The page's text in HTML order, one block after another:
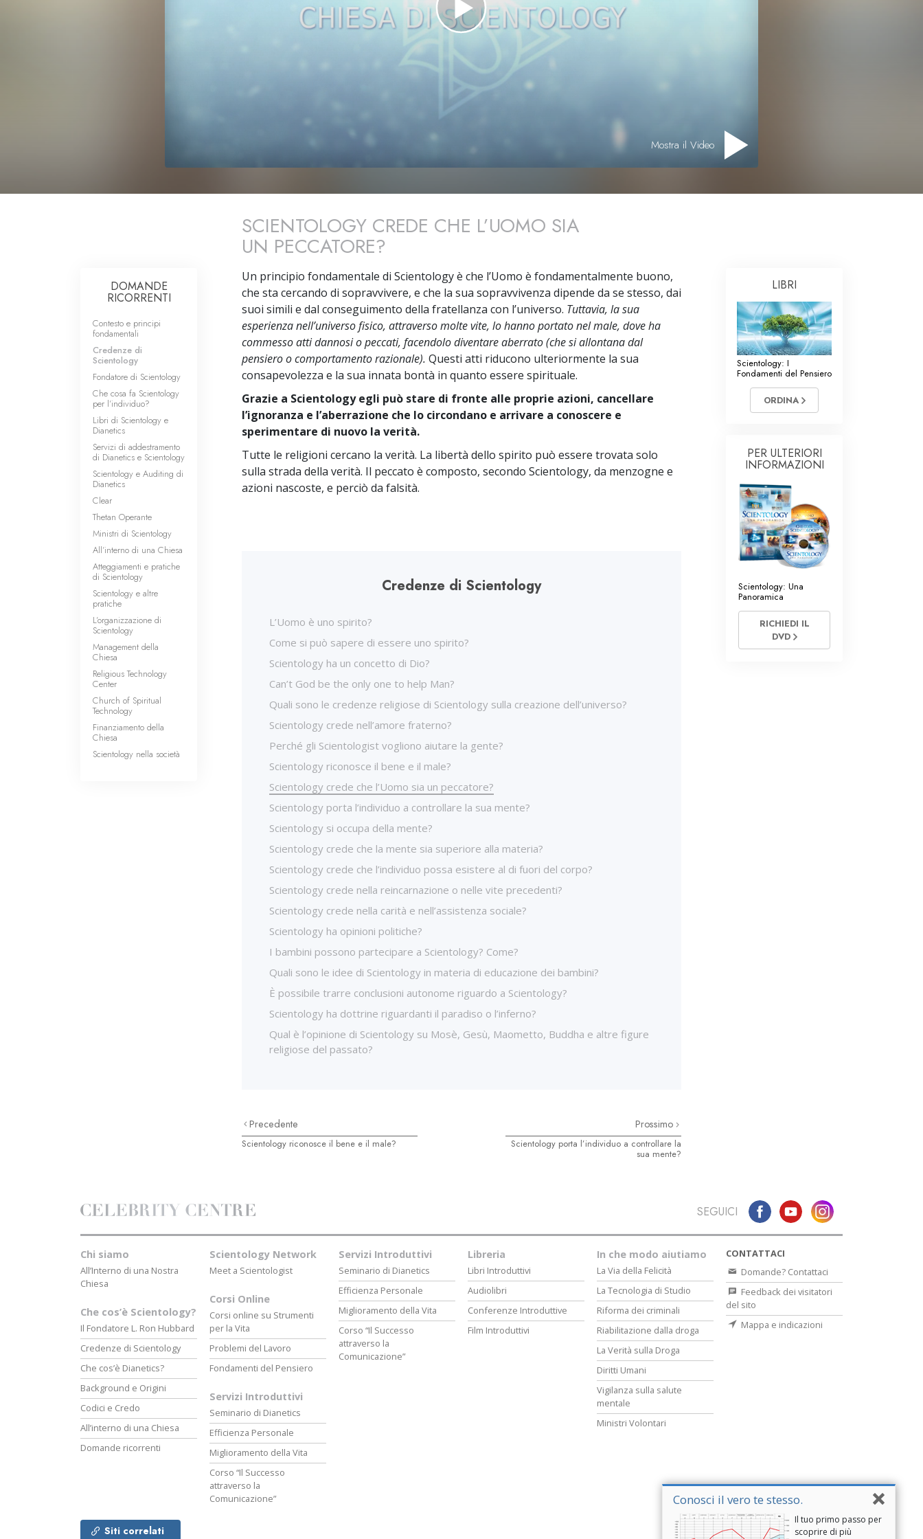
Amore e Odio:
Che Cos’è la Grandezza?
Ministri Volontari di Scientology
Mostra il Video
SCIENTOLOGY CREDE CHE L’UOMO SIA
UN PECCATORE?
Un principio fondamentale di Scientology è che l’Uomo è fondamentalmente buono,
che sta cercando di sopravvivere, e che la sua sopravvivenza dipende da se stesso, dai
suoi simili e dal conseguimento della fratellanza con l’universo. Tuttavia, la sua
esperienza nell’universo fisico, attraverso molte vite, lo hanno portato nel male, dove ha
commesso atti dannosi o peccati, facendolo diventare aberrato (che si allontana dal
pensiero o comportamento razionale). Questi atti riducono ulteriormente la sua
consapevolezza e la sua innata bontà in quanto essere spirituale.
Grazie a Scientology egli può stare di fronte alle proprie azioni, cancellare
l’ignoranza e l’aberrazione che lo circondano e arrivare a conoscere e
sperimentare di nuovo la verità.
Tutte le religioni cercano la verità. La libertà dello spirito può essere trovata solo
sulla strada della verità. Il peccato è composto, secondo Scientology, da menzogne e
azioni nascoste, e perciò da falsità.
Credenze di Scientology
L’Uomo è uno spirito?
Come si può sapere di essere uno spirito?
Scientology ha un concetto di Dio?
Can’t God be the only one to help Man?
Quali sono le credenze religiose di Scientology sulla creazione dell’universo?
Scientology crede nell’amore fraterno?
Perché gli Scientologist vogliono aiutare la gente?
Scientology riconosce il bene e il male?
Scientology crede che l’Uomo sia un peccatore?
Scientology porta l’individuo a controllare la sua mente?
Scientology si occupa della mente?
Scientology crede che la mente sia superiore alla materia?
Scientology crede che l’individuo possa esistere al di fuori del corpo?
Scientology crede nella reincarnazione o nelle vite precedenti?
Scientology crede nella carità e nell’assistenza sociale?
Scientology ha opinioni politiche?
I bambini possono partecipare a Scientology? Come?
Quali sono le idee di Scientology in materia di educazione dei bambini?
È possibile trarre conclusioni autonome riguardo a Scientology?
Scientology ha dottrine riguardanti il paradiso o l’inferno?
Qual è l’opinione di Scientology su Mosè, Gesù, Maometto, Buddha e altre figure
religiose del passato?
Precedente
Scientology riconosce il bene e il male?
Prossimo
Scientology porta l’individuo a controllare la
sua mente?
DOMANDE
RICORRENTI
Contesto e principi
fondamentali
Credenze di
Scientology
Fondatore di Scientology
Che cosa fa Scientology
per l’individuo?
Libri di Scientology e
Dianetics
Servizi di addestramento
di Dianetics e Scientology
Scientology e Auditing di
Dianetics
Clear
Thetan Operante
Ministri di Scientology
All’interno di una Chiesa
Atteggiamenti e pratiche
di Scientology
Scientology e altre
pratiche
L’organizzazione di
Scientology
Management della
Chiesa
Religious Technology
Center
Church of Spiritual
Technology
Finanziamento della
Chiesa
Scientology nella società
LIBRI
Scientology: I
Fondamenti del Pensiero
ORDINA
PER ULTERIORI
INFORMAZIONI
Scientology: Una
Panoramica
RICHIEDI IL
DVD
Conosci il vero te stesso.
Il tuo primo passo per
scoprire di più
SEGUICI
Chi siamo
All’Interno di una Nostra
Chiesa
Che cos’è Scientology?
Il Fondatore L. Ron Hubbard
Credenze di Scientology
Che cos’è Dianetics?
Background e Origini
Codici e Credo
All’interno di una Chiesa
Domande ricorrenti
Scientology Network
Meet a Scientologist
Corsi Online
Corsi online su Strumenti
per la Vita
Problemi del Lavoro
Fondamenti del Pensiero
Servizi Introduttivi
Seminario di Dianetics
Efficienza Personale
Miglioramento della Vita
Corso “Il Successo
attraverso la
Comunicazione”
Servizi Introduttivi
Seminario di Dianetics
Efficienza Personale
Miglioramento della Vita
Corso “Il Successo
attraverso la
Comunicazione”
Libreria
Libri Introduttivi
Audiolibri
Conferenze Introduttive
Film Introduttivi
In che modo aiutiamo
La Via della Felicità
La Tecnologia di Studio
Riforma dei criminali
Riabilitazione dalla droga
La Verità sulla Droga
Diritti Umani
Vigilanza sulla salute
mentale
Ministri Volontari
CONTATTACI
Domande? Contattaci
Feedback dei visitatori
del sito
Mappa e indicazioni
Siti correlati